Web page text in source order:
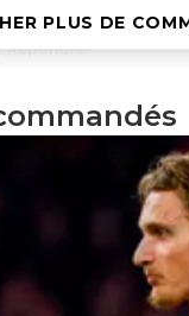
Répondre
éviter d'avoir des
Sinn crois moi
05 juillet 2024 à 15:35
pour éviter qu'ils
PLUS DE